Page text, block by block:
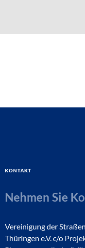
Kontakt
Nehmen Sie
Vereinigung der
Thüringen e.V. c/o